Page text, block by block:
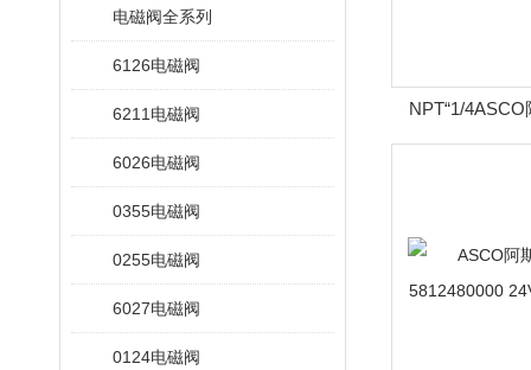
电磁阀全系列
6126电磁阀
6211电磁阀
6026电磁阀
0355电磁阀
0255电磁阀
6027电磁阀
0124电磁阀
NPT“1/
NF8327B052